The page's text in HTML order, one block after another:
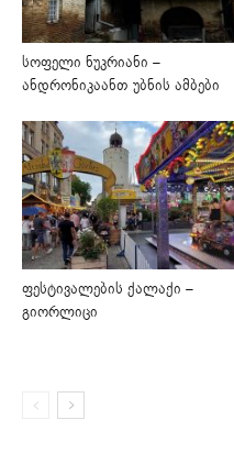
სოფელი ნუკრიანი –
ანდრონიკაანთ უბნის ამბები
ფესტივალების ქალაქი –
გიორლიცი